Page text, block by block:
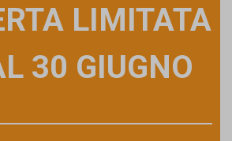
LIMITATA
30 GIUGNO